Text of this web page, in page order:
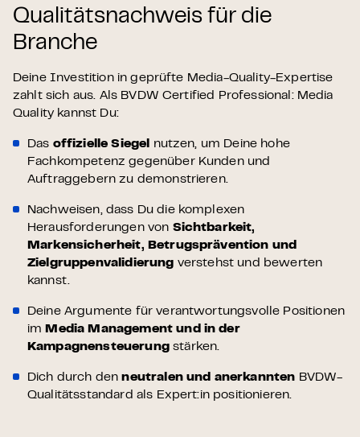
Qualitätsnachweis für die
Branche
Deine Investition in geprüfte Media-Quality-Expertise
zahlt sich aus. Als BVDW Certified Professional: Media
Quality kannst Du:
Das offizielle Siegel
nutzen, um Deine hohe
Fachkompetenz gegenüber Kunden und
Auftraggebern zu demonstrieren.
Nachweisen, dass Du die komplexen
Herausforderungen von Sichtbarkeit,
Markensicherheit, Betrugsprävention und
Zielgruppenvalidierung verstehst und bewerten
kannst.
Deine Argumente für verantwortungsvolle Positionen
im Media Management und in der
Kampagnensteuerungstärken.
Dich durch denneutralen und anerkannten BVDW-
Qualitätsstandard als Expert:in positionieren.